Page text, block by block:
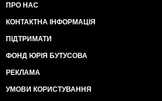
ПРО НАС
КОНТАКТНА ІНФОРМАЦІЯ
ПІДТРИМАТИ
ФОНД ЮРІЯ БУТУСОВА
РЕКЛАМА
УМОВИ КОРИСТУВАННЯ